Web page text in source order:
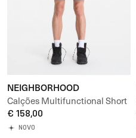
NEIGHBORHOOD
Calções Multifunctional Short
Pants
€ 158,00
NOVO